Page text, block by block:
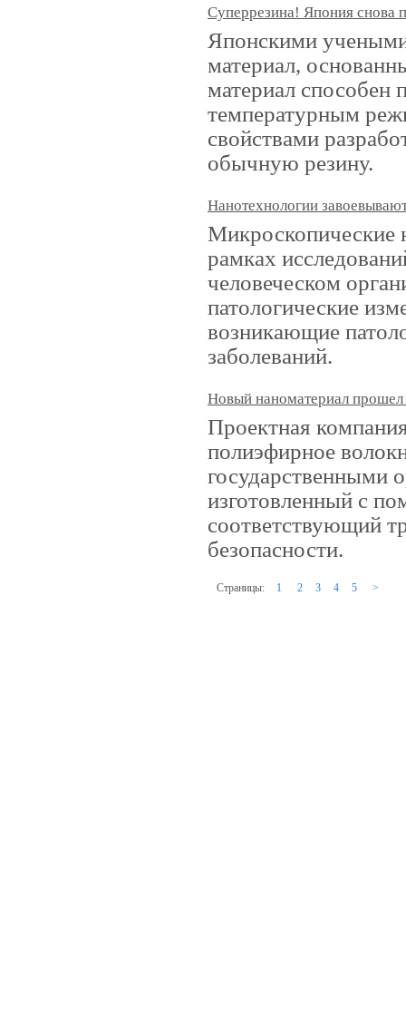
Суперрезина! Япония снова
Японскими учеными
материал,
материал способен
температурным
свойствами
обычную резину.
Нанотехнологии
Микроскопические
рамках
человеческом
патологические
возникающие
заболеваний.
Новый наноматериал
Проектная
полиэфирное
государственными
изготовленный с
соответствующий
безопасности.
Страницы: 1 2 3 4 5 >